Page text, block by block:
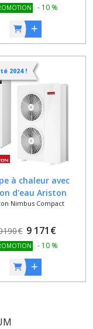
- 10 %
2024 !
à chaleur avec
d'eau Ariston
COMPACT 150 ST
Nimbus Compact
€ 9 171 €
- 10 %